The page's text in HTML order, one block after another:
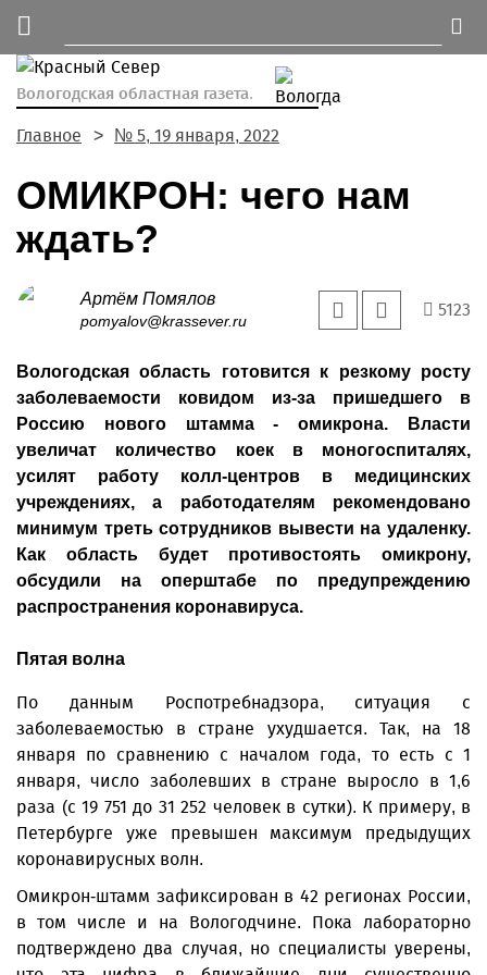
Вологодская областная газета.
Главное № 5, 19 января, 2022
ОМИКРОН: чего нам
ждать?
Артём Помялов
pomyalov@krassever.ru
5123
Вологодская область готовится к резкому росту
заболеваемости ковидом из-за пришедшего в
Россию нового штамма - омикрона. Власти
увеличат количество коек в моногоспиталях,
усилят работу колл-центров в медицинских
учреждениях, а работодателям рекомендовано
минимум треть сотрудников вывести на удаленку.
Как область будет противостоять омикрону,
обсудили на оперштабе по предупреждению
распространения коронавируса.
Пятая волна
По данным Роспотребнадзора, ситуация с
заболеваемостью в стране ухудшается. Так, на 18
января по сравнению с началом года, то есть с 1
января, число заболевших в стране выросло в 1,6
раза (с 19 751 до 31 252 человек в сутки). К примеру, в
Петербурге уже превышен максимум предыдущих
коронавирусных волн.
Омикрон-штамм зафиксирован в 42 регионах России,
в том числе и на Вологодчине. Пока лабораторно
подтверждено два случая, но специалисты уверены,